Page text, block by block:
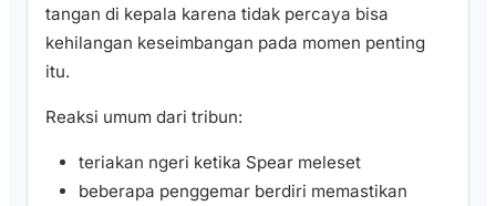
tangan di kepala karena tidak percaya bisa
kehilangan keseimbangan pada momen penting
itu.
Reaksi umum dari tribun:
teriakan ngeri ketika Spear meleset
beberapa penggemar berdiri memastikan